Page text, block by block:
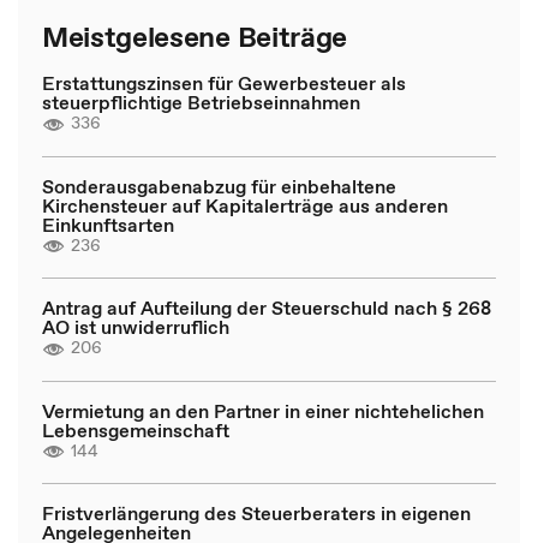
Meistgelesene Beiträge
Erstattungszinsen für Gewerbesteuer als
steuerpflichtige Betriebseinnahmen
336
Sonderausgabenabzug für einbehaltene
Kirchensteuer auf Kapitalerträge aus anderen
Einkunftsarten
236
Antrag auf Aufteilung der Steuerschuld nach § 268
AO ist unwiderruflich
206
Vermietung an den Partner in einer nichtehelichen
Lebensgemeinschaft
144
Fristverlängerung des Steuerberaters in eigenen
Angelegenheiten